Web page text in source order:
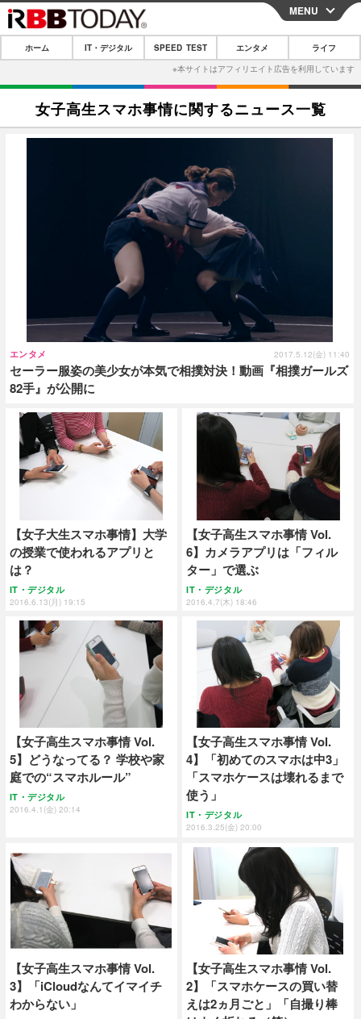
CLOSE
ホーム
IT・デジタル
IT・デジタルTOP スマートフォン
韓流・K-POP 韓国・芸能
スポーツ
ブログ
ショッピング その他
ライフTOP
ショッピング
プッシュ通知の停止方法
MENU
ホーム IT・デジタル SPEED TEST エンタメ ライフ
女子高生スマホ事情に関するニュース一覧
セーラー服姿の美少女が本気で相撲対決！動画『相撲ガールズ
82手』が公開に
エンタメ 2017.5.12(金) 11:40
【女子大生スマホ事情】大学
の授業で使われるアプリと
は？
IT・デジタル
2016.6.13(月) 19:15
【女子高生スマホ事情 Vol.
6】カメラアプリは「フィル
ター」で選ぶ
IT・デジタル
2016.4.7(木) 18:46
【女子高生スマホ事情 Vol.
5】どうなってる？ 学校や家
庭での“スマホルール”
IT・デジタル
2016.4.1(金) 20:14
【女子高生スマホ事情 Vol.
4】「初めてのスマホは中3」
「スマホケースは壊れるまで
使う」
IT・デジタル
2016.3.25(金) 20:00
【女子高生スマホ事情 Vol.
3】「iCloudなんてイマイチ
わからない」
【女子高生スマホ事情 Vol.
2】「スマホケースの買い替
えは2ヵ月ごと」「自撮り棒